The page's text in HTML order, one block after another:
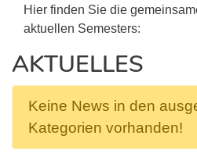
Hier finden Sie die
aktuellen Semesters:
AKTUELLES
Keine News in den
Kategorien vorhanden!